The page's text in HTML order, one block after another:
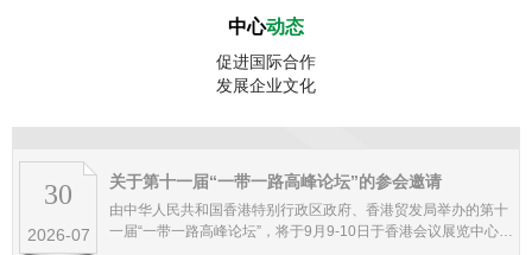
中心动态
促进国际合作
发展企业文化
30
2026-07
关于第十一届“一带一路高峰论坛”的参会邀请
由中华人民共和国香港特别行政区政府、香港贸发局举办的第十
一届“一带一路高峰论坛”，将于9月9-10日于香港会议展览中心举